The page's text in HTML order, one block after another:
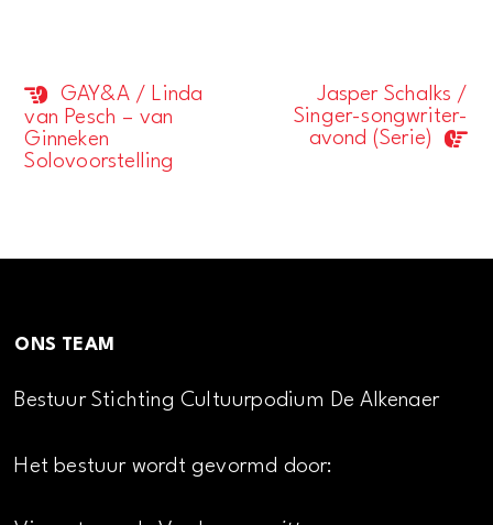
Evenement
Navigatie
GAY&A / Linda
van Pesch – van
Ginneken
Solovoorstelling
Jasper Schalks /
Singer-songwriter-
avond (Serie)
ONS TEAM
Bestuur Stichting Cultuurpodium De Alkenaer
Het bestuur wordt gevormd door: